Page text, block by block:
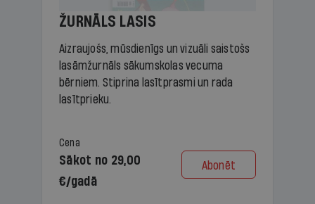
ŽURNĀLS LASIS
Aizraujošs, mūsdienīgs un vizuāli saistošs
lasāmžurnāls sākumskolas vecuma
bērniem. Stiprina lasītprasmi un rada
lasītprieku.
Cena
Sākot no 29,00
€/gadā
Abonēt